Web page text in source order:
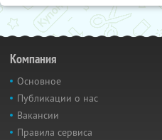
Компания
Основное
Публикации о нас
Вакансии
Правила сервиса